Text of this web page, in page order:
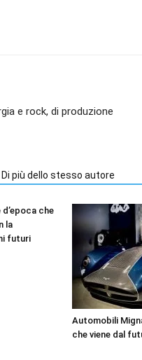
e rock, di produzione
Di più dello stesso autore
che
la
futuri
Automobili
che viene dal